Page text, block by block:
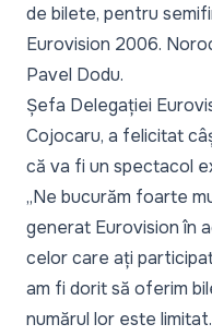
de bilete, pentru
Eurovision 2006.
Pavel Dodu.
Șefa Delegației
Cojocaru, a felicitat
că va fi un spectacol
„Ne bucurăm foarte
generat Eurovision în
celor care ați
am fi dorit să oferim
numărul lor este